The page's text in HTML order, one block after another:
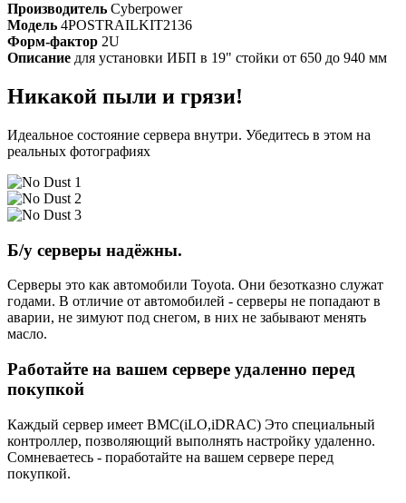
Производитель Cyberpower
Модель 4POSTRAILKIT2136
Форм-фактор 2U
Описание для установки ИБП в 19" стойки от 650 до 940 мм
Никакой пыли и грязи!
Идеальное состояние сервера внутри. Убедитесь в этом на
реальных фотографиях
Б/у серверы надёжны.
Серверы это как автомобили Toyota. Они безотказно служат
годами. В отличие от автомобилей - серверы не попадают в
аварии, не зимуют под снегом, в них не забывают менять
масло.
Работайте на вашем сервере удаленно перед
покупкой
Каждый сервер имеет BMC(iLO,iDRAC) Это специальный
контроллер, позволяющий выполнять настройку удаленно.
Сомневаетесь - поработайте на вашем сервере перед
покупкой.